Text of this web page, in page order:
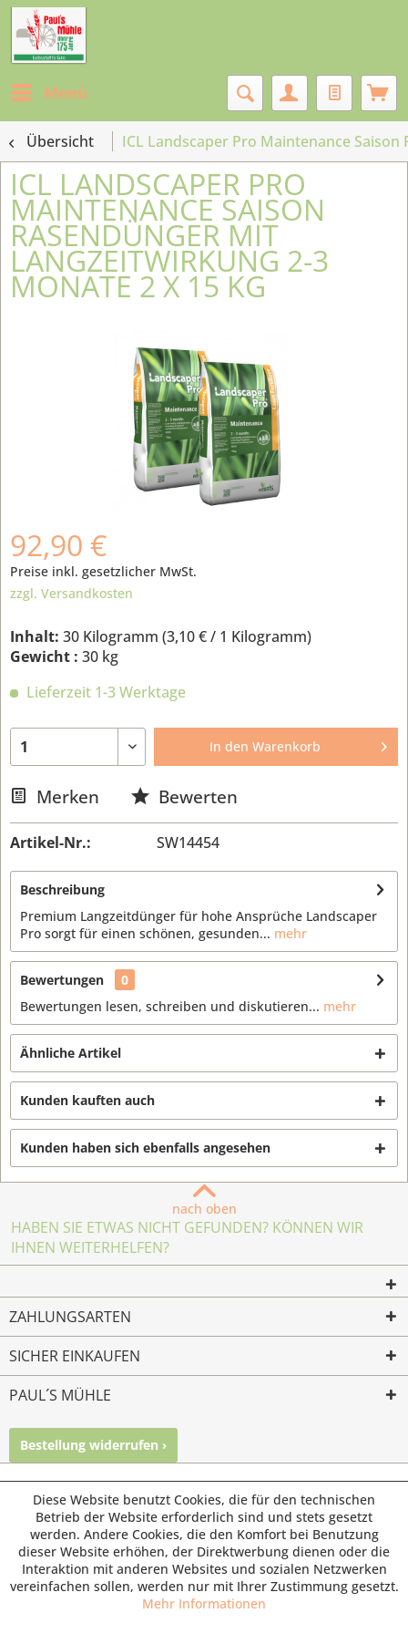
Menü
Übersicht ICL Landscaper Pro Maintenance
ICL LANDSCAPER PRO
MAINTENANCE SAISON
RASENDÜNGER MIT
LANGZEITWIRKUNG 2-3
MONATE 2 X 15 KG
92,90 €
Preise inkl. gesetzlicher MwSt.
zzgl. Versandkosten
Inhalt: 30 Kilogramm (3,10 €/ 1 Kilogramm)
Gewicht : 30 kg
Lieferzeit 1-3 Werktage
In den Warenkorb
Merken Bewerten
Artikel-Nr.: SW14454
Beschreibung
Premium Langzeitdünger für hohe Ansprüche Landscaper
Pro sorgt für einen schönen, gesunden... mehr
Bewertungen
0
Bewertungen lesen, schreiben und diskutieren... mehr
Ähnliche Artikel
Kunden kauften auch
Kunden haben sich ebenfalls angesehen
nach oben
HABEN SIE ETWAS NICHT GEFUNDEN? KÖNNEN WIR
IHNEN WEITERHELFEN?
ZAHLUNGSARTEN
SICHER EINKAUFEN
PAUL´S MÜHLE
Bestellung widerrufen ›
© Paul's Mühle | Inhaber: Christof Paul e.K. | Westring 2 |
45659 Recklinghausen
Fax: 02361 -28831 | E-Mail: info@pauls-muehle.de
Diese Website benutzt Cookies, die für den technischen
Betrieb der Website erforderlich sind und stets gesetzt
werden. Andere Cookies, die den Komfort bei Benutzung
dieser Website erhöhen, der Direktwerbung dienen oder die
Interaktion mit anderen Websites und sozialen Netzwerken
vereinfachen sollen, werden nur mit Ihrer Zustimmung gesetzt.
Mehr Informationen